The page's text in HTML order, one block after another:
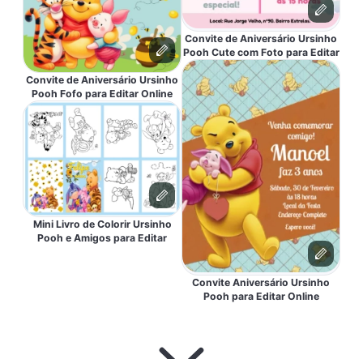
Convite de Aniversário Ursinho
Pooh Fofo para Editar Online
Mini Livro de Colorir Ursinho
Pooh e Amigos para Editar
Convite de Aniversário Ursinho
Pooh Cute com Foto para Editar
Convite Aniversário Ursinho
Pooh para Editar Online